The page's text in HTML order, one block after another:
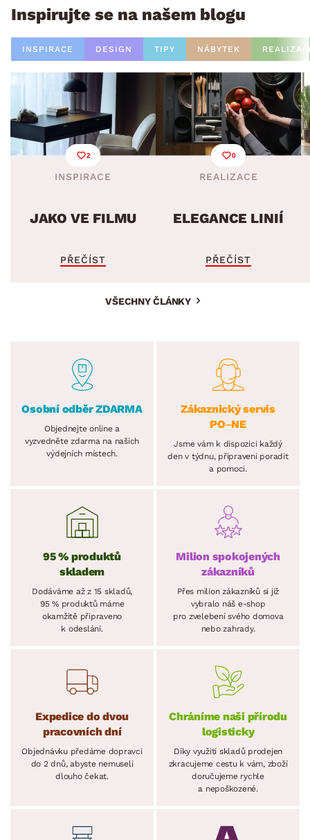
Inspirujte se na našem blogu
INSPIRACE DESIGN TIPY NÁBYTEK
2
INSPIRACE
JAKO VE FILMU
PŘEČÍST
0
REALIZACE
ELEGANCE LINIÍ
PŘEČÍST
VŠECHNY ČLÁNKY
Osobní odběr ZDARMA
Objednejte online a
vyzvedněte zdarma na našich
výdejních místech.
Zákaznický servis
PO–NE
Jsme vám k dispozici každý
den v týdnu, připraveni poradit
a pomoci.
95 % produktů
skladem
Dodáváme až z 15 skladů,
95 % produktů máme
okamžitě připraveno
k odeslání.
Milion spokojených
zákazníků
Přes milion zákazníků si již
vybralo náš e-shop
pro zvelebení svého domova
nebo zahrady.
Expedice do dvou
pracovních dní
Objednávku předáme dopravci
do 2 dnů, abyste nemuseli
dlouho čekat.
Chráníme naši přírodu
logisticky
Díky využití skladů prodejen
zkracujeme cestu k vám, zboží
doručujeme rychle
a nepoškozené.